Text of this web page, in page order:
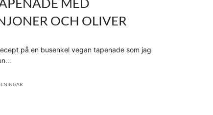
OCH OLIVER
på en busenkel vegan tapenade som jag